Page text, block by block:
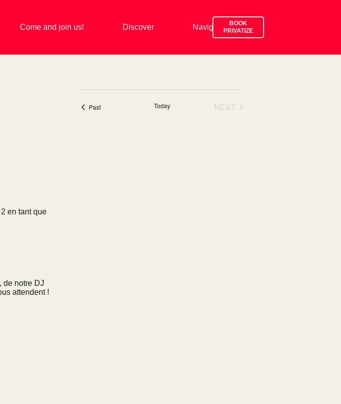
Come and join us! Discover Navigate
BOOK
PRIVATIZE
en tant que
de notre DJ
attendent !
Pastevents Today
NEXT